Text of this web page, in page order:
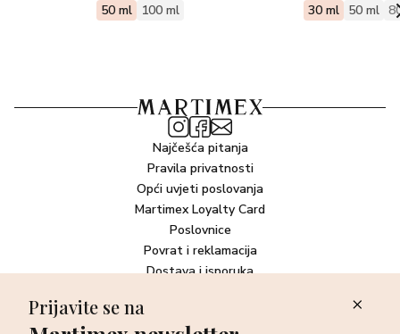
50 ml 100 ml 30 ml 50 ml
Najčešća pitanja
Pravila privatnosti
Opći uvjeti poslovanja
Martimex Loyalty Card
Poslovnice
Povrat i reklamacija
Dostava i isporuka
Prijavite se na